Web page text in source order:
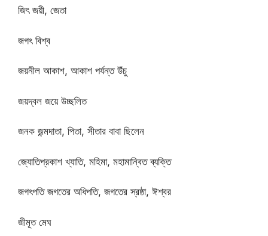
জিৎ জয়ী, জেতা
জগৎ বিশ্ব
জয়নীল আকাশ, আকাশ পর্যন্ত উঁচু
জয়দ্বল জয়ে উচ্ছলিত
জনক জন্মদাতা, পিতা, সীতার বাবা ছিলেন
জ্যোতিপ্রকাশ খ্যাতি, মহিমা, মহামান্বিত ব্যক্তি
জগৎপতি জগতের অধিপতি, জগতের স্রষ্ঠা, ঈশ্বর
জীমূত মেঘ